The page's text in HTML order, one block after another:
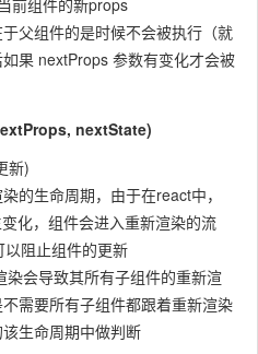
前组件的新props
父组件的是时候不会被执行（就
果 nextProps 参数有变化才会被
nextState)
新)
的生命周期，由于在react中，
化，组件会进入重新渲染的流
阻止组件的更新
染会导致其所有子组件的重新渲
需要所有子组件都跟着重新渲染
生命周期中做判断